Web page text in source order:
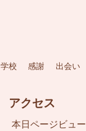
学校 感謝 出会い
アクセス
本日ページビュー